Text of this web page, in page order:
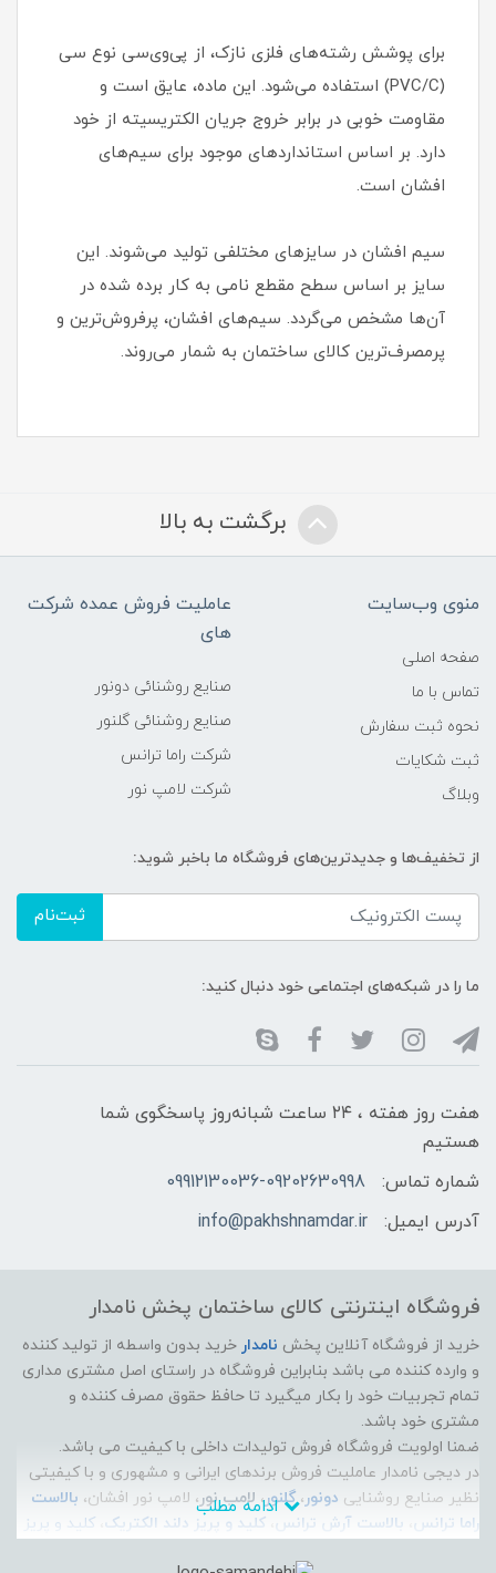
برای پوشش رشته‌های فلزی نازک، از پی‌وی‌سی نوع سی
(PVC/C) استفاده می‌شود. این ماده، عایق است و
مقاومت خوبی در برابر خروج جریان الکتریسیته از خود
دارد. بر اساس استانداردهای موجود برای سیم‌های
افشان است.
سیم‌ افشان در سایزهای مختلفی تولید می‌شوند. این
سایز بر اساس سطح مقطع نامی به‌ کار برده شده در
آن‌ها مشخص می‌گردد. سیم‌های افشان، پرفروش‌ترین و
پرمصرف‌ترین کالای ساختمان به‌ شمار می‌روند.
برگشت به بالا
منوی وب‌سایت
صفحه اصلی
تماس با ما
نحوه ثبت سفارش
ثبت شکایات
وبلاگ
عاملیت فروش عمده شرکت
های
صنایع روشنائی دونور
صنایع روشنائی گلنور
شرکت راما ترانس
شرکت لامپ نور
از تخفیف‌ها و جدیدترین‌های فروشگاه ما باخبر شوید:
ثبت‌نام
ما را در شبکه‌های اجتماعی خود دنبال کنید:
هفت روز هفته ، ۲۴ ساعت شبانه‌روز پاسخگوی شما
هستیم
شماره تماس:
09912130036-09202630998
آدرس ایمیل:
info@pakhshnamdar.ir
فروشگاه اینترنتی کالای ساختمان پخش نامدار
خرید از فروشگاه آنلاین پخش نامدار خرید بدون واسطه از تولید کننده
و وارده کننده می باشد بنابراین فروشگاه در راستای اصل مشتری مداری
تمام تجربیات خود را بکار میگیرد تا حافظ حقوق مصرف کننده و
مشتری خود باشد.
ضمنا اولویت فروشگاه فروش تولیدات داخلی با کیفیت می باشد.
در دیجی نامدار عاملیت فروش برندهای ایرانی و مشهوری و با کیفیتی
نظیر صنایع روشنایی دونور ،گلنور، لامپ نور ، لامپ نور افشان، بالاست
راما ترانس بالاست آرش ترانس کلید و پریز دلند الکتریک کلید و پریز
ادامه مطلب